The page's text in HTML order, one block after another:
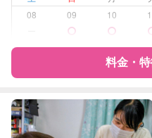
障がい児対応 対
英
音
定期予約 可能
08
09 10
料金・
特徴 料金 レビュー